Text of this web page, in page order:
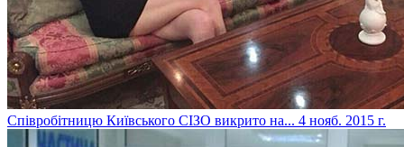
Співробітницю Київського СІЗО викрито на... 4 нояб. 2015 г.